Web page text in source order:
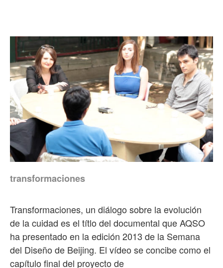
transformaciones
Transformaciones, un diálogo sobre la evolución
de la cuidad es el títlo del documental que AQSO
ha presentado en la edición 2013 de la Semana
del Diseño de Beijing. El vídeo se concibe como el
capítulo final del proyecto de